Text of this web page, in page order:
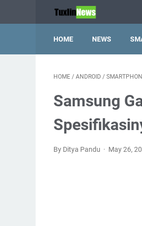
HOME NEWS
HOME / ANDROID /
Samsung
By Ditya Pandu May 26,